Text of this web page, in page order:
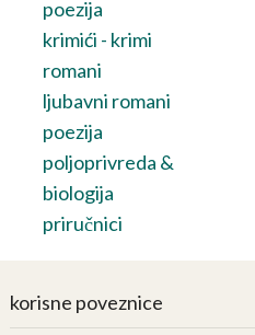
poezija
krimići - krimi
romani
ljubavni romani
poezija
poljoprivreda &
biologija
priručnici
korisne poveznice